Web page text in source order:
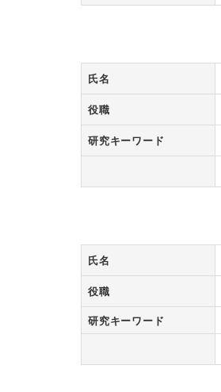
氏名
役職
研究キーワード
氏名
役職
研究キーワード